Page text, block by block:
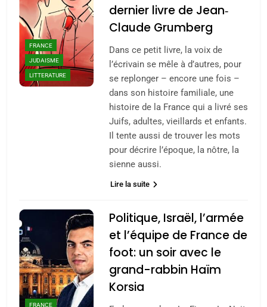
FRANCE
JUDAISME
LITTERATURE
dernier livre de Jean‐
Claude Grumberg
Dans ce petit livre, la voix de
l’écrivain se mêle à d’autres, pour
se replonger – encore une fois –
dans son histoire familiale, une
histoire de la France qui a livré ses
Juifs, adultes, vieillards et enfants.
Il tente aussi de trouver les mots
pour décrire l’époque, la nôtre, la
sienne aussi.
Lire la suite
FRANCE
Politique, Israël, l’armée
et l’équipe de France de
foot: un soir avec le
grand-rabbin Haïm
Korsia